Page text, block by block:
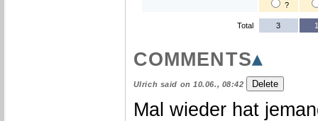
?
Total 33 out of
COMMENTS▴
Ulrich said on 10.06., 08:42
Mal wieder hat